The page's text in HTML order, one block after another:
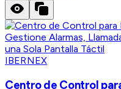
IBERNEX
Centro de Control